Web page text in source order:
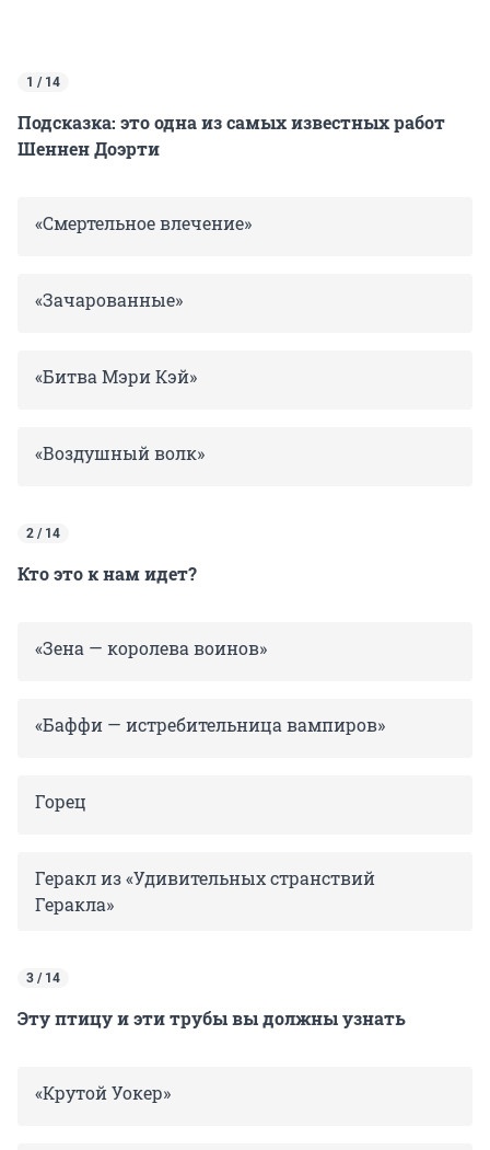
1 / 14
Подсказка: это одна из самых известных работ
Шеннен Доэрти
«Смертельное влечение»
«Зачарованные»
«Битва Мэри Кэй»
«Воздушный волк»
2 / 14
Кто это к нам идет?
«Зена — королева воинов»
«Баффи — истребительница вампиров»
Горец
Геракл из «Удивительных странствий
Геракла»
3 / 14
Эту птицу и эти трубы вы должны узнать
«Крутой Уокер»